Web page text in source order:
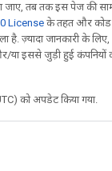
तब तक इस पेज की
License के तहत और कोड
है. ज़्यादा जानकारी के लिए,
इससे जुड़ी हुई कंपनियों
को अपडेट किया गया.